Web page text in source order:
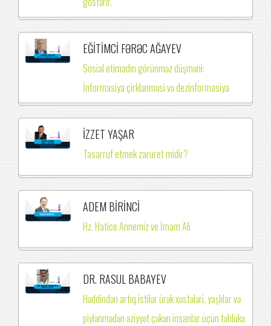
EĞİTİMCİ FƏRƏC AĞAYEV
Sosial etimadın görünməz düşməni:
İnformasiya çirklənməsi və dezinformasiya
İZZET YAŞAR
Tasarruf etmek zaruret midir?
ADEM BİRİNCİ
Hz. Hatice Annemiz ve İmam Ali
DR. RASUL BABAYEV
Həddindən artıq istilər ürək xəstələri, yaşlılar və
piylənmədən əziyyət çəkən insanlar üçün təhlükə